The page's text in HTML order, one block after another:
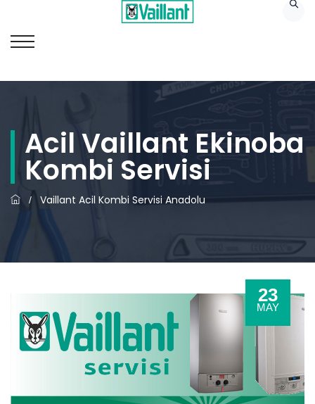
Acil Vaillant Ekinoba
Kombi Servisi
/ Vaillant Acil Kombi Servisi Anadolu
23
MAY